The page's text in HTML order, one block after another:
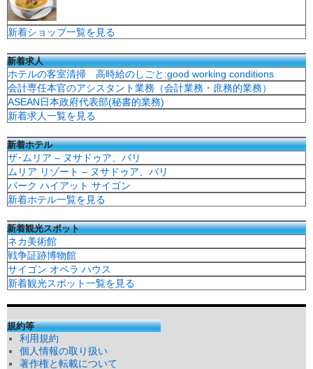
新着ショップ一覧を見る
新着求人
ホテルの客室清掃 高時給のしごと:good working conditions
会計専任本官のアシスタント業務（会計業務・庶務的業務）
ASEAN日本政府代表部(秘書的業務)
新着求人一覧を見る
新着ホテル
ザ･ムリア – ヌサドゥア、バリ
ムリア リゾート – ヌサドゥア、バリ
パーク ハイアット サイゴン
新着ホテル一覧を見る
新着観光スポット
ネカ美術館
戦争証跡博物館
サイゴン オペラ ハウス
新着観光スポット一覧を見る
規約等
利用規約
個人情報の取り扱い
著作権と転載について